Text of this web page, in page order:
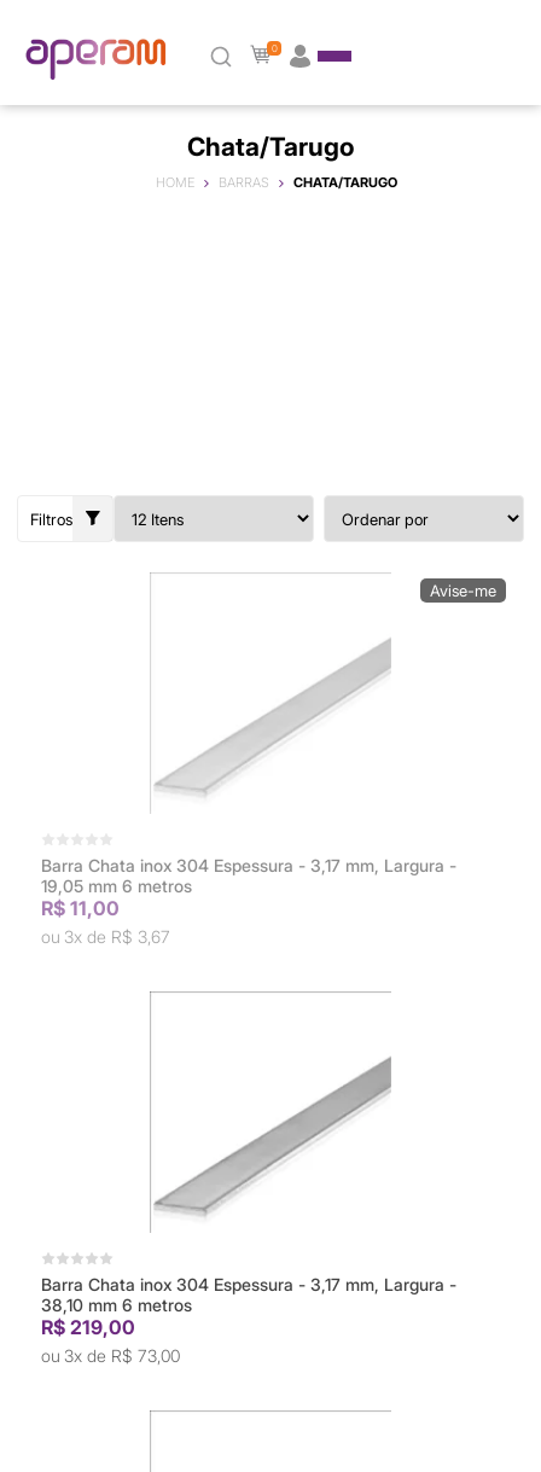
0
Chata/Tarugo
HOME BARRAS CHATA/TARUGO
Filtros
Barra Chata inox 304 Espessura - 3,17 mm, Largura -
19,05 mm 6 metros
R$ 11,00
3x de R$ 3,67
Barra Chata inox 304 Espessura - 3,17 mm, Largura -
38,10 mm 6 metros
R$ 219,00
3x de R$ 73,00